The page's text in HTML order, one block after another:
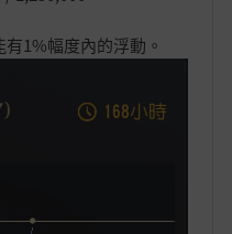
1%幅度內的浮動。